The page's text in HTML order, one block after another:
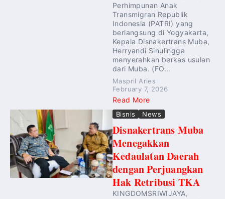
Perhimpunan Anak
Transmigran Republik
Indonesia (PATRI) yang
berlangsung di Yogyakarta,
Kepala Disnakertrans Muba,
Herryandi Sinulingga
menyerahkan berkas usulan
dari Muba. (FO...
Maspril Aries
February 7, 2026
Read More
Bisnis News
Disnakertrans Muba
Menegakkan
Kedaulatan Daerah
dengan Perjuangkan
Hak Retribusi TKA
KINGDOMSRIWIJAYA,